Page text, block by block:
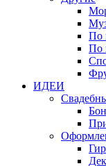
По
По
ИДЕИ